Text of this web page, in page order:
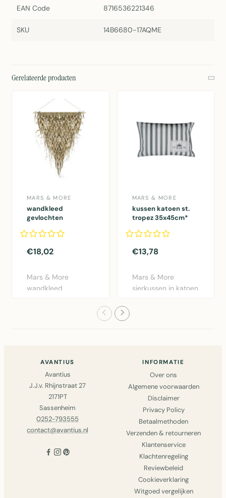
EAN Code 8716536221346
SKU 14B6680-17AQME
Gerelateerde producten
MARS & MORE
wandkleed
gevlochten
75cm aan stok*
€18,02
Mars & More
wandkleed
MARS & MORE
kussen katoen st.
tropez 35x45cm*
€13,78
Mars & More
sierkussen in katoen
AVANTIUS
Avantius
J.J.v. Rhijnstraat 27
2171PT
Sassenheim
0252-793555
contact@avantius.nl
INFORMATIE
Over ons
Algemene voorwaarden
Disclaimer
Privacy Policy
Betaalmethoden
Verzenden & retourneren
Klantenservice
Klachtenregeling
Reviewbeleid
Cookieverklaring
Witgoed vergelijken